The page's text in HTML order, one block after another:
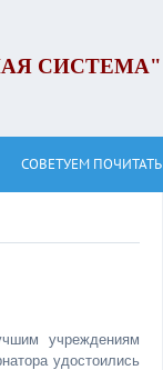
СИСТЕМА"
СОВЕТУЕМ ПОЧИТАТЬ
учреждениям
удостоились